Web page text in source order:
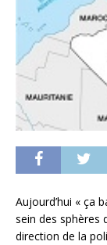
Aujourd’hui « ça
sein des sphères
direction de la